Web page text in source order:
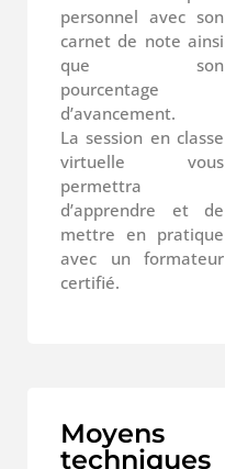
personnel avec son
carnet de note ainsi
que son
pourcentage
d’avancement.
La session en classe
virtuelle vous
permettra
d’apprendre et de
mettre en pratique
avec un formateur
certifié.
Moyens
techniques